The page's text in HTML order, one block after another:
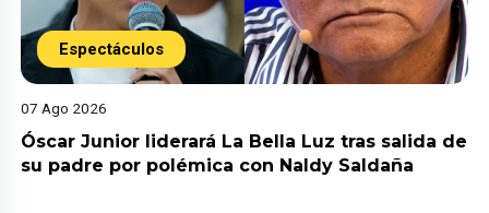
Espectáculos
07 Ago 2026
Óscar Junior liderará La Bella Luz tras salida de
su padre por polémica con Naldy Saldaña